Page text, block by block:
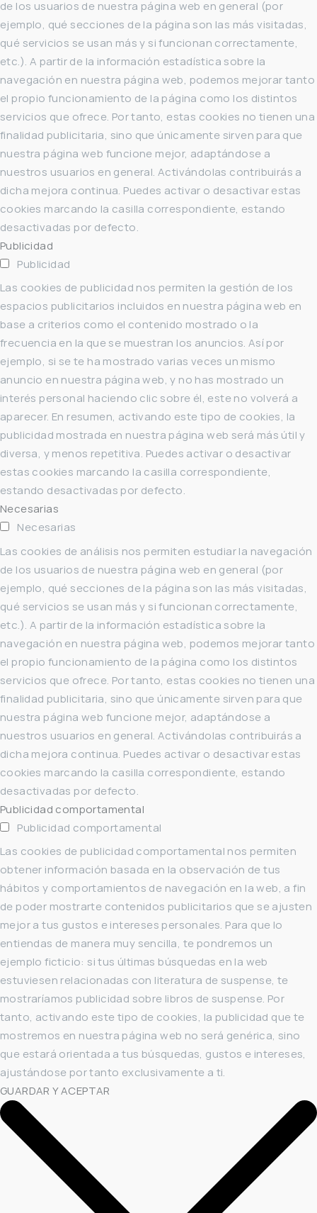
de los usuarios de nuestra página web en general (por
ejemplo, qué secciones de la página son las más visitadas,
qué servicios se usan más y si funcionan correctamente,
etc.). A partir de la información estadística sobre la
navegación en nuestra página web, podemos mejorar tanto
el propio funcionamiento de la página como los distintos
servicios que ofrece. Por tanto, estas cookies no tienen una
finalidad publicitaria, sino que únicamente sirven para que
nuestra página web funcione mejor, adaptándose a
nuestros usuarios en general. Activándolas contribuirás a
dicha mejora continua. Puedes activar o desactivar estas
cookies marcando la casilla correspondiente, estando
desactivadas por defecto.
Publicidad
Publicidad
Las cookies de publicidad nos permiten la gestión de los
espacios publicitarios incluidos en nuestra página web en
base a criterios como el contenido mostrado o la
frecuencia en la que se muestran los anuncios. Así por
ejemplo, si se te ha mostrado varias veces un mismo
anuncio en nuestra página web, y no has mostrado un
interés personal haciendo clic sobre él, este no volverá a
aparecer. En resumen, activando este tipo de cookies, la
publicidad mostrada en nuestra página web será más útil y
diversa, y menos repetitiva. Puedes activar o desactivar
estas cookies marcando la casilla correspondiente,
estando desactivadas por defecto.
Necesarias
Necesarias
Las cookies de análisis nos permiten estudiar la navegación
de los usuarios de nuestra página web en general (por
ejemplo, qué secciones de la página son las más visitadas,
qué servicios se usan más y si funcionan correctamente,
etc.). A partir de la información estadística sobre la
navegación en nuestra página web, podemos mejorar tanto
el propio funcionamiento de la página como los distintos
servicios que ofrece. Por tanto, estas cookies no tienen una
finalidad publicitaria, sino que únicamente sirven para que
nuestra página web funcione mejor, adaptándose a
nuestros usuarios en general. Activándolas contribuirás a
dicha mejora continua. Puedes activar o desactivar estas
cookies marcando la casilla correspondiente, estando
desactivadas por defecto.
Publicidad comportamental
Publicidad comportamental
Las cookies de publicidad comportamental nos permiten
obtener información basada en la observación de tus
hábitos y comportamientos de navegación en la web, a fin
de poder mostrarte contenidos publicitarios que se ajusten
mejor a tus gustos e intereses personales. Para que lo
entiendas de manera muy sencilla, te pondremos un
ejemplo ficticio: si tus últimas búsquedas en la web
estuviesen relacionadas con literatura de suspense, te
mostraríamos publicidad sobre libros de suspense. Por
tanto, activando este tipo de cookies, la publicidad que te
mostremos en nuestra página web no será genérica, sino
que estará orientada a tus búsquedas, gustos e intereses,
ajustándose por tanto exclusivamente a ti.
GUARDAR Y ACEPTAR